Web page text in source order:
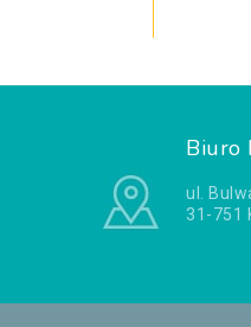
Biuro
ul.
31-751